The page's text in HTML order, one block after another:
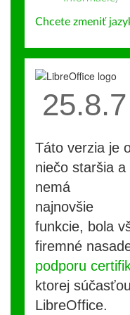
Chcete zmeniť
25.8.7
Táto verzia je
niečo staršia a
nemá
najnovšie
funkcie, bola
firemné
podporu
ktorej
LibreOffice.